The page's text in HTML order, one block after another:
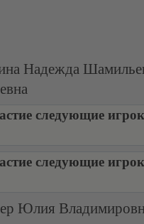
Надежда
следующие
следующие
Юлия